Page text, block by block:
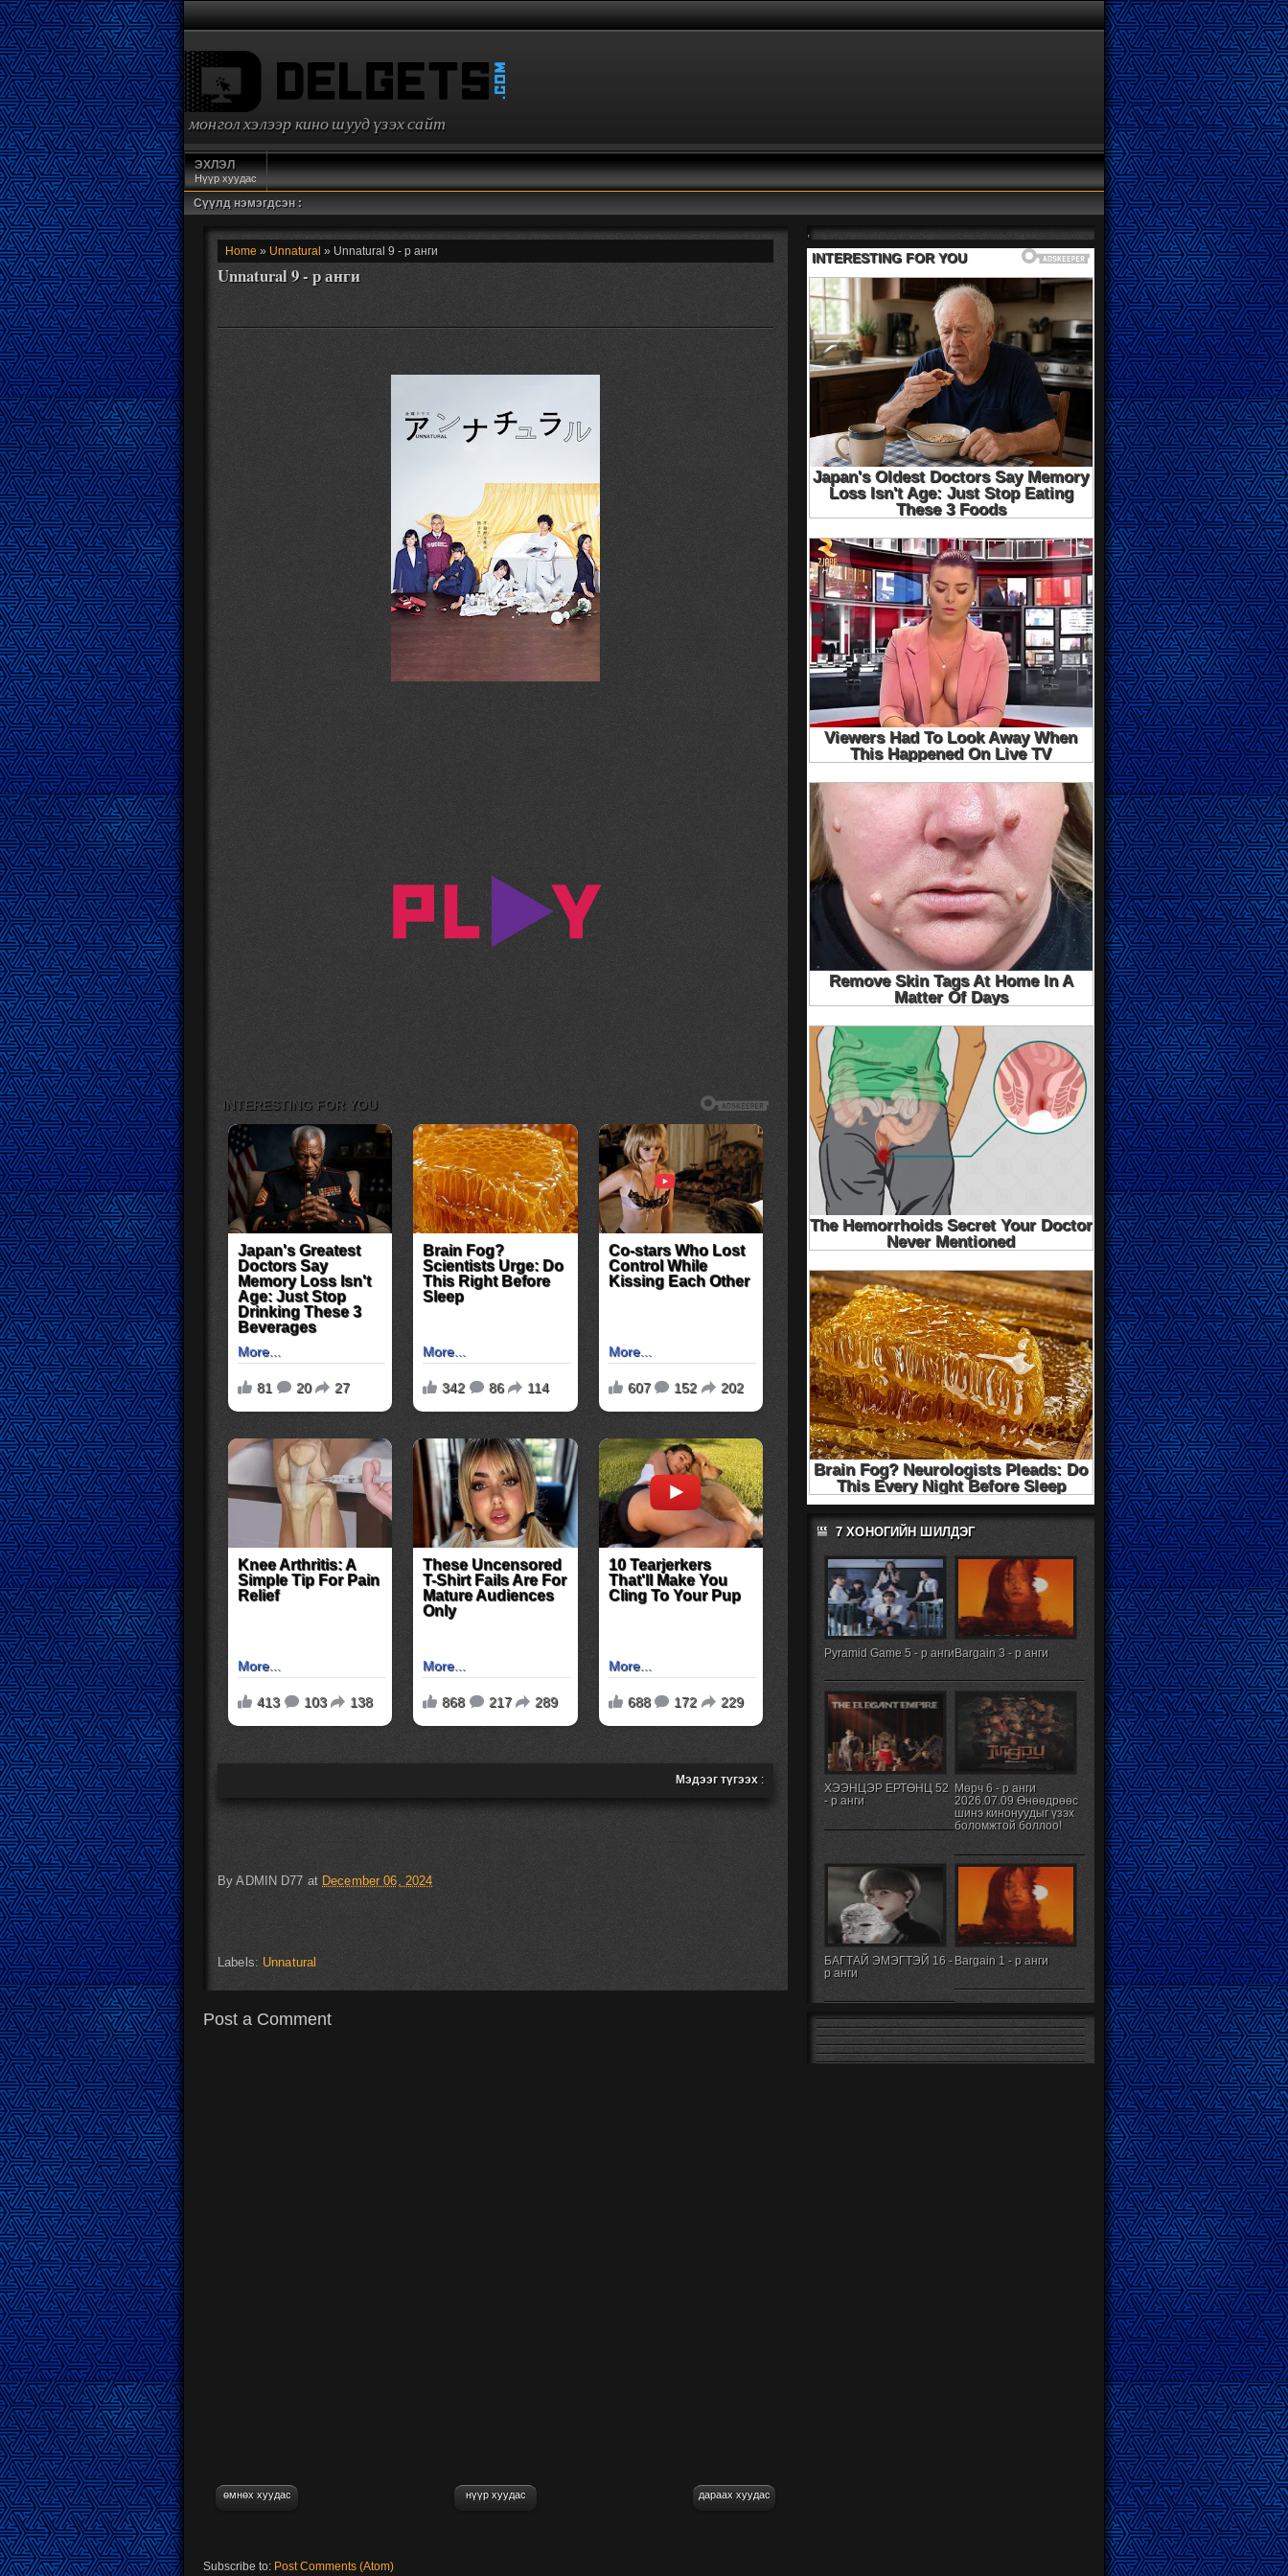
монгол хэлээр кино шууд үзэх сайт
ЭХЛЭЛ
Нүүр хуудас
Сүүлд нэмэгдсэн :
Home » Unnatural » Unnatural 9 - р анги
Unnatural 9 - р анги
Мэдээг түгээх :
ByADMIN D77 at December 06, 2024
Labels: Unnatural
Post a Comment
өмнөх хуудас дараах хуудас
нүүр хуудас
Subscribe to: Post Comments (Atom)
,
7 ХОНОГИЙН ШИЛДЭГ
Pyramid Game 5 - р ангиBargain 3 - р анги
ХЭЭНЦЭР ЕРТӨНЦ 52
- р анги
Мөрч 6 - р анги
2026.07.09 Өнөөдрөөс
шинэ кинонуудыг үзэх
боломжтой боллоо!
БАГТАЙ ЭМЭГТЭЙ 16 -
р анги
Bargain 1 - р анги